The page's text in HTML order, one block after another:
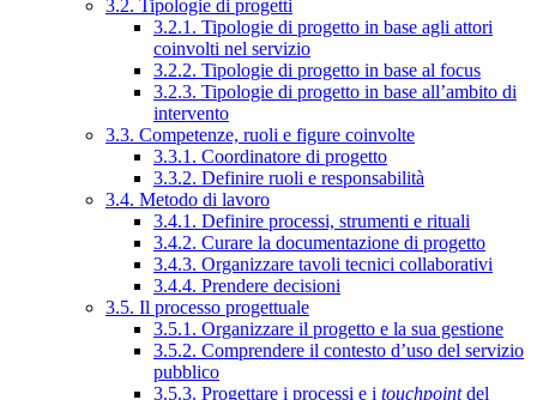
3.2. Tipologie di progetti
3.2.1. Tipologie di progetto in base agli attori
coinvolti nel servizio
3.2.2. Tipologie di progetto in base al focus
3.2.3. Tipologie di progetto in base all’ambito di
intervento
3.3. Competenze, ruoli e figure coinvolte
3.3.1. Coordinatore di progetto
3.3.2. Definire ruoli e responsabilità
3.4. Metodo di lavoro
3.4.1. Definire processi, strumenti e rituali
3.4.2. Curare la documentazione di progetto
3.4.3. Organizzare tavoli tecnici collaborativi
3.4.4. Prendere decisioni
3.5. Il processo progettuale
3.5.1. Organizzare il progetto e la sua gestione
3.5.2. Comprendere il contesto d’uso del servizio
pubblico
3.5.3. Progettare i processi e i touchpointdel